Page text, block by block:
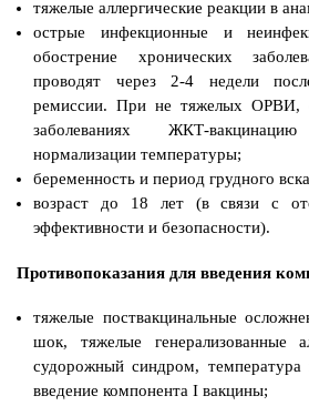
тяжелые аллергические реакции в
острые инфекционные и
обострение хронических
проводят через 2-4 недели
ремиссии. При не тяжелых ОРВИ,
заболеваниях ЖКТ-
нормализации температуры;
беременность и период грудного
возраст до 18 лет (в связи с
эффективности и безопасности).
Противопоказания для введения
тяжелые поствакцинальные
шок, тяжелые генерализованные
судорожный синдром,
введение компонента I вакцины;